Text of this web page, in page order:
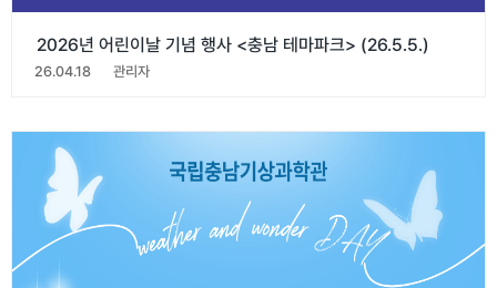
2026년 어린이날 기념 행사 <충남 테마파크> (26.5.5.)
26.04.18 관리자